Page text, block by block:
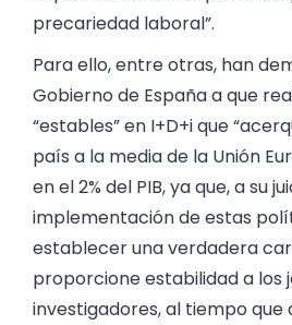
precariedad laboral”.
Para ello, entre otras, han
Gobierno de España a que
“estables” en I+D+i que
país a la media de la Unión
en el 2% del PIB, ya que, a su
implementación de estas
establecer una verdadera
proporcione estabilidad a los
investigadores, al tiempo que